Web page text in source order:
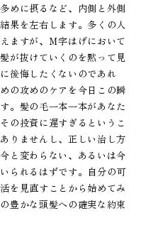
めに摂るなど、内側と外側
果を左右します。多くの人
ますが、Ｍ字はげにおいて
が抜けていくのを黙って見
後悔したくないのであれ
の攻めのケアを今日この瞬
。髪の毛一本一本があなた
の投資に遅すぎるというこ
りませんし、正しい治し方
と変わらない、あるいは今
られるはずです。自分の可
を見直すことから始めてみ
豊かな頭髪への確実な約束